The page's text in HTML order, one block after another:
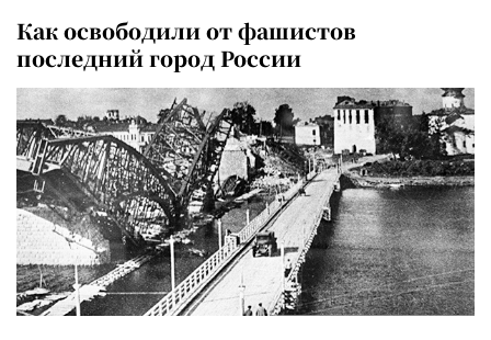
Как освободили от фашистов
последний город России